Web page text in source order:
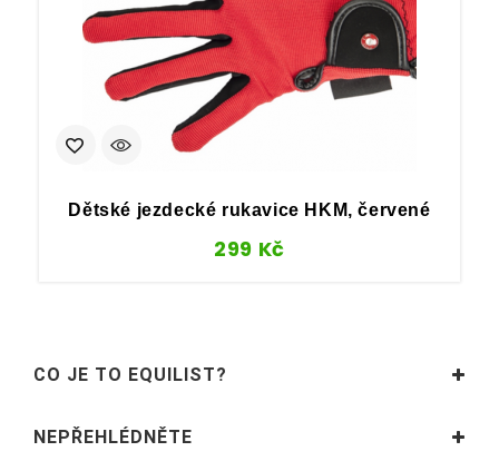
Dětské jezdecké rukavice HKM, červené
299 Kč
CO JE TO EQUILIST?
NEPŘEHLÉDNĚTE